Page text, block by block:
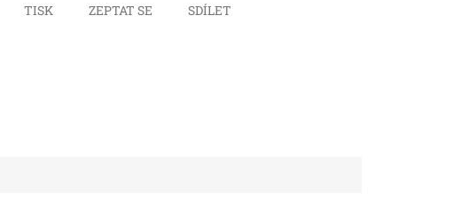
TISK ZEPTAT SE SDÍLET